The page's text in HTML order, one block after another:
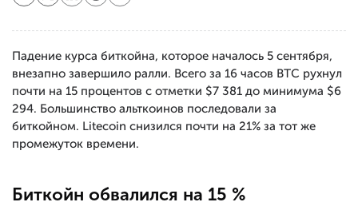
Падение курса биткойна, которое началось 5 сентября,
внезапно завершило ралли. Всего за 16 часов BTС рухнул
почти на 15 процентов с отметки $7 381 до минимума $6
294. Большинство альткоинов последовали за
биткойном. Litecoin снизился почти на 21% за тот же
промежуток времени.
Биткойн обвалился на 15 %